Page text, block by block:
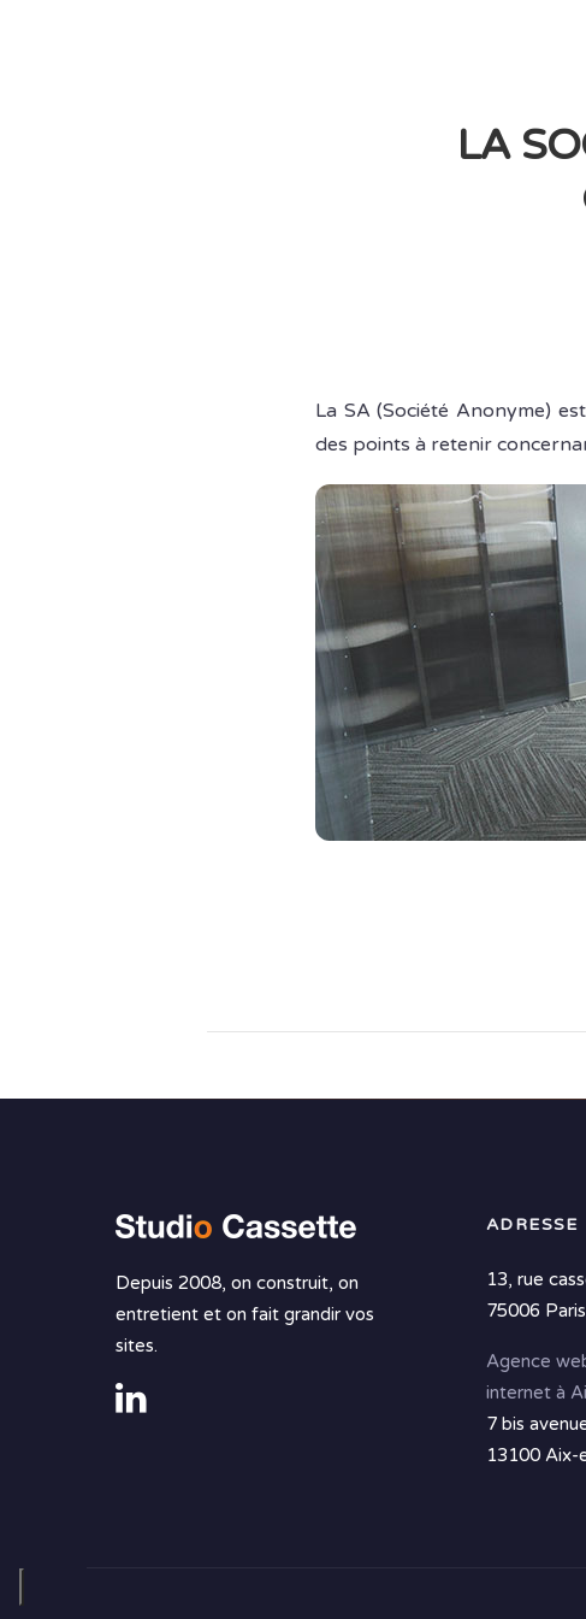
LA
La SA (Société Anonyme)
des points à retenir
Depuis 2008, on construit, on
entretient et on fait grandir vos
sites.
ADRESSE
13, rue
75006 Paris
Agence
internet à
7 bis
13100 Aix-